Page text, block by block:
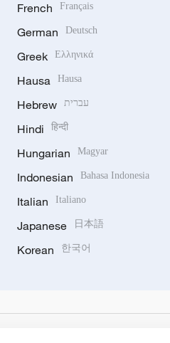
French Français
German Deutsch
Greek Ελληνικά
Hausa Hausa
Hebrew עברית
Hindi हिन्दी
Hungarian Magyar
Indonesian Bahasa Indonesia
Italian Italiano
Japanese 日本語
Korean 한국어